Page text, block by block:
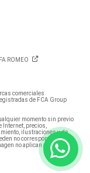
ROMEO
comerciales
de FCA Group
momento sin previo
Internet, precios,
ilustraciones y de
no corresponder con el
no aplican a los